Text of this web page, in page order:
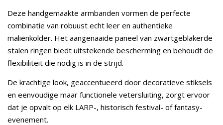
Deze handgemaakte armbanden vormen de perfecte
combinatie van robuust echt leer en authentieke
maliënkolder. Het aangenaaide paneel van zwartgeblakerde
stalen ringen biedt uitstekende bescherming en behoudt de
flexibiliteit die nodig is in de strijd.
De krachtige look, geaccentueerd door decoratieve stiksels
en eenvoudige maar functionele vetersluiting, zorgt ervoor
dat je opvalt op elk LARP-, historisch festival- of fantasy-
evenement.